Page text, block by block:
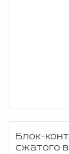
Блок-
сжатого